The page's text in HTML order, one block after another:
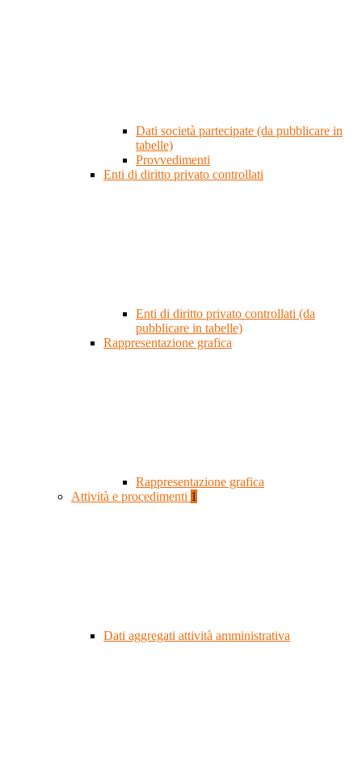
Dati società partecipate (da pubblicare in
tabelle)
Provvedimenti
Enti di diritto privato controllati
Enti di diritto privato controllati (da
pubblicare in tabelle)
Rappresentazione grafica
Rappresentazione grafica
Attività e procedimenti 1
Dati aggregati attività amministrativa